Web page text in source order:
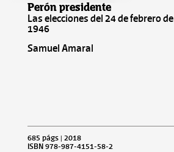
Perón presidente
Las elecciones del 24 de febrero de
1946
Samuel Amaral
685 págs | 2018
ISBN 978-987-4151-58-2